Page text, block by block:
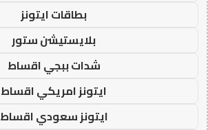
بطاقات ايتونز
بلايستيشن ستور
شدات ببجي اقساط
ايتونز امريكي اقساط
ايتونز سعودي اقساط